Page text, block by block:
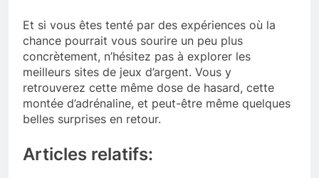
Et si vous êtes tenté par des expériences où la
chance pourrait vous sourire un peu plus
concrètement, n’hésitez pas à explorer les
meilleurs sites de jeux d’argent. Vous y
retrouverez cette même dose de hasard, cette
montée d’adrénaline, et peut-être même quelques
belles surprises en retour.
Articles relatifs: